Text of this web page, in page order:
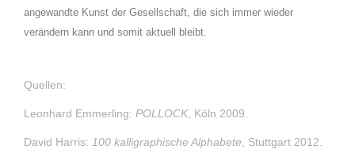
angewandte Kunst der Gesellschaft, die sich immer wieder
verändern kann und somit aktuell bleibt.
Quellen:
Leonhard Emmerling: POLLOCK, Köln 2009.
David Harris: 100 kalligraphische Alphabete , Stuttgart 2012.